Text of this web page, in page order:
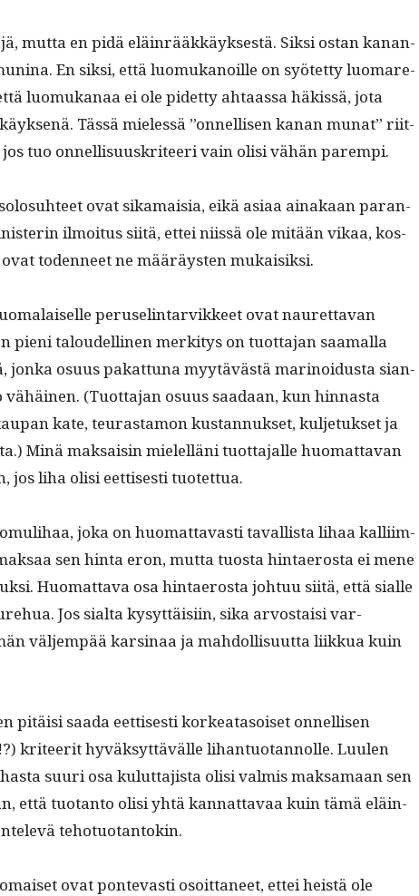
mut­ta en pidä eläin­rääkkäyk­ses­tä. Sik­si ostan kanan­
En sik­si, että luo­mukanoille on syötet­ty luo­mare­
luo­mukanaa ei ole pidet­ty ahtaas­sa häkissä, jota
Tässä mielessä ”onnel­lisen kanan munat” riit­
tuo onnel­lisu­uskri­teeri vain olisi vähän parempi.
ovat sika­maisia, eikä asi­aa ainakaan paran­
ilmoi­tus siitä, ettei niis­sä ole mitään vikaa, kos­
toden­neet ne määräys­ten mukaisiksi.
peruselin­tarvikkeet ovat nau­ret­ta­van
pieni taloudelli­nen merk­i­tys on tuot­ta­jan saa­mal­la
jon­ka osu­us pakat­tuna myytävästä mari­noidus­ta sian­
(Tuot­ta­jan osu­us saadaan, kun hin­nas­ta
kate, teuras­ta­mon kus­tan­nuk­set, kul­je­tuk­set ja
Minä mak­saisin mielel­läni tuot­ta­jalle huo­mat­ta­van
jos liha olisi eet­tis­es­ti tuotettua.
joka on huo­mat­tavasti taval­lista lihaa kalli­im­
sen hin­ta eron, mut­ta tuos­ta hin­taeros­ta ei mene
Huo­mat­ta­va osa hin­taeros­ta johtuu siitä, että sialle
Jos sial­ta kysyt­täisi­in, sika arvostaisi var­
väl­jem­pää karsi­naa ja mah­dol­lisu­ut­ta liikkua kuin
pitäisi saa­da eet­tis­es­ti korkeata­soiset onnel­lisen
kri­teer­it hyväksyt­tävälle lihan­tuotan­nolle. Luulen
suuri osa kulut­ta­jista olisi valmis mak­samaan sen
että tuotan­to olisi yhtä kan­nat­tavaa kuin tämä eläin­
tehotuotantokin.
ovat pon­tev­asti osoit­ta­neet, ettei heistä ole